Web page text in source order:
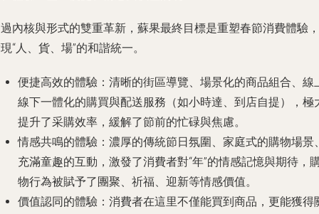
內核與形式的雙重革新，蘇果最終目標是重塑春節消費體驗，
“人、貨、場”的和諧統一。
便捷高效的體驗 ：清晰的街區導覽、場景化的商品組合、線
線下一體化的購買與配送服務（如小時達、到店自提），極
提升了采購效率，緩解了節前的忙碌與焦慮。
情感共鳴的體驗 ：濃厚的傳統節日氛圍、家庭式的購物場景
充滿童趣的互動，激發了消費者對“年”的情感記憶與期待，
物行為被賦予了團聚、祈福、迎新等情感價值。
價值認同的體驗 ：消費者在這里不僅能買到商品，更能獲得